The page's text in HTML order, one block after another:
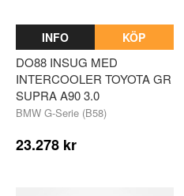
INFO KÖP
DO88 INSUG MED
INTERCOOLER TOYOTA GR
SUPRA A90 3.0
BMW G-Serie (B58)
23.278 kr